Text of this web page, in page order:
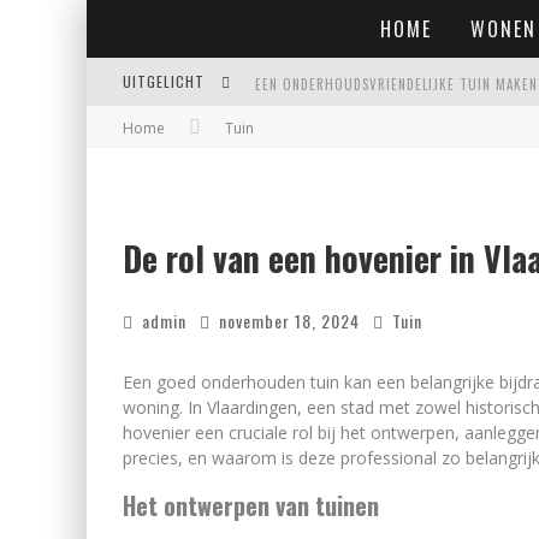
HOME WONEN
UITGELICHT
Home Tuin
De rol van een hovenier in
admin november 18, 2024 Tuin
Een goed onderhouden tuin kan een belangrijke
woning. In Vlaardingen, een stad met zowel
hovenier een cruciale rol bij het ontwerpen,
precies, en waarom is deze professional zo
Het ontwerpen van tuinen